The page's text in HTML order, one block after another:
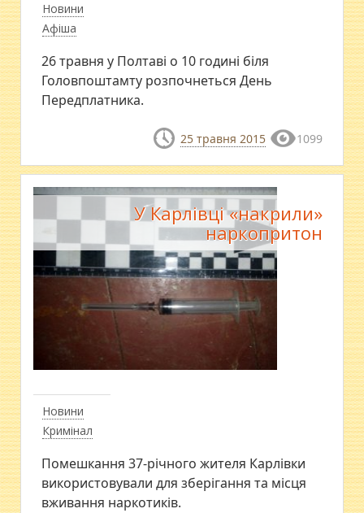
Новини
Афіша
26 травня у Полтаві о 10 годині біля
Головпоштамту розпочнеться День
Передплатника.
25 травня 2015 1099
Новини
Кримінал
У Карлівці «накрили»
наркопритон
Помешкання 37-річного жителя Карлівки
використовували для зберігання та місця
вживання наркотиків.